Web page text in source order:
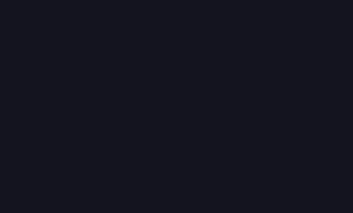
Comment
améliorer le
entreprise